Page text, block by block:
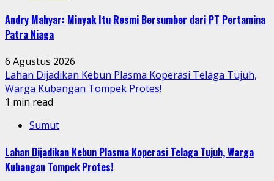
Andry Mahyar: Minyak Itu Resmi Bersumber dari PT Pertamina
Patra Niaga
6 Agustus 2026
Lahan Dijadikan Kebun Plasma Koperasi Telaga Tujuh,
Warga Kubangan Tompek Protes!
1 min read
Sumut
Lahan Dijadikan Kebun Plasma Koperasi Telaga Tujuh, Warga
Kubangan Tompek Protes!